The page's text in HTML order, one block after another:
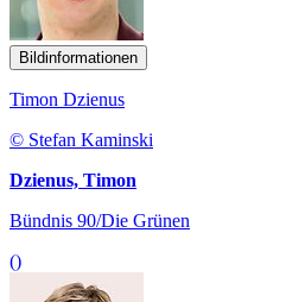
Bildinformationen
Timon Dzienus
© Stefan Kaminski
Dzienus, Timon
Bündnis 90/Die Grünen
()